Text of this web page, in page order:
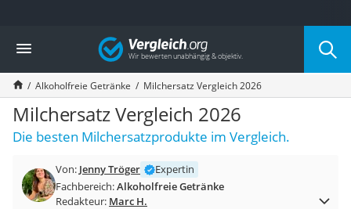
Die beliebtesten Vergleiche nach Kategorie
Lebensmittel
Schwarzkümmelöl
Knäckebrot
Schwarzkümmelöl-Kapseln
Manukahonig
Eiklar
Balsamico-Essig
Schwarzkümmelöl bio
Vergleich
Alkoholfreie Getränke Milchersatz Vergleich 2026
Milchersatz Vergleich 2026
Die besten Milchersatzprodukte im Vergleich.
Von: Jenny Tröger
Expertin
Fachbereich:Alkoholfreie Getränke
Redakteur: Marc H.